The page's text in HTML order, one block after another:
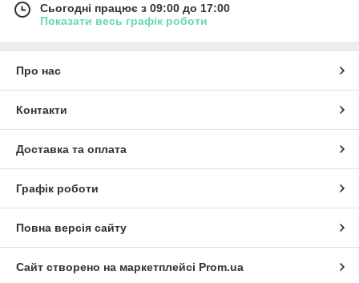
Сьогодні працює з 09:00 до 17:00
Показати весь графік роботи
Про нас
Контакти
Доставка та оплата
Графік роботи
Повна версія сайту
Сайт створено на маркетплейсі Prom.ua